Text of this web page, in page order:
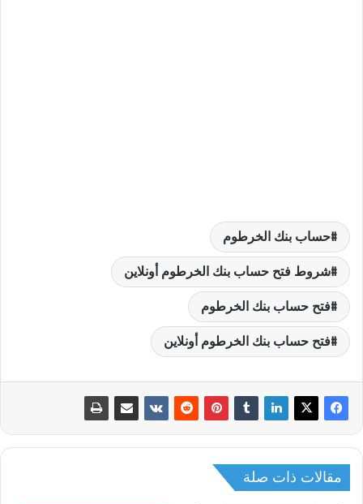
حساب بنك الخرطوم
شروط فتح حساب بنك الخرطوم أونلاين
فتح حساب بنك الخرطوم
فتح حساب بنك الخرطوم أونلاين
مقالات ذات صلة